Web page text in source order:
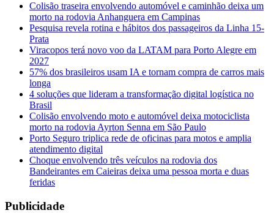
Colisão traseira envolvendo automóvel e caminhão deixa um
morto na rodovia Anhanguera em Campinas
Pesquisa revela rotina e hábitos dos passageiros da Linha 15-
Prata
Viracopos terá novo voo da LATAM para Porto Alegre em
2027
57% dos brasileiros usam IA e tornam compra de carros mais
longa
4 soluções que lideram a transformação digital logística no
Brasil
Colisão envolvendo moto e automóvel deixa motociclista
morto na rodovia Ayrton Senna em São Paulo
Porto Seguro triplica rede de oficinas para motos e amplia
atendimento digital
Choque envolvendo três veículos na rodovia dos
Bandeirantes em Caieiras deixa uma pessoa morta e duas
feridas
Publicidade